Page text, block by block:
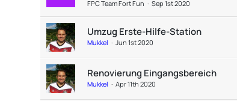
FPC Team Fort Fun Sep 1st 2020
Umzug Erste-Hilfe-Station
Mukkel Jun 1st 2020
Renovierung Eingangsbereich
Mukkel Apr 11th 2020